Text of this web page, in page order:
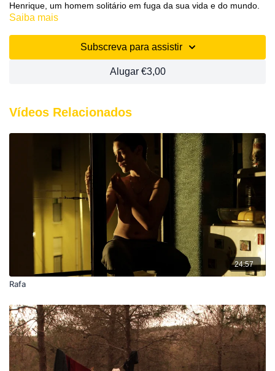
Henrique, um homem solitário em fuga da sua vida e do mundo.
Num estilo progressivamente imersivo vemo-nos transportados
realmente move o protagonista.
Primavera do Cine’19
Ico Costa, Portugal, Ficção, 2019, 98 min.
Saiba mais
Subscreva para assistir
Alugar €3,00
Vídeos Relacionados
24:57
Rafa